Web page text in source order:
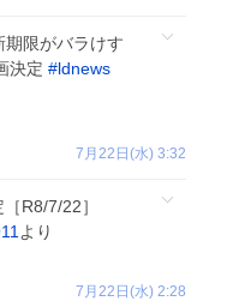
限がバラけす
決定 #ldnews
7月22日(水) 3:32
R8/7/22］
より
7月22日(水) 2:28